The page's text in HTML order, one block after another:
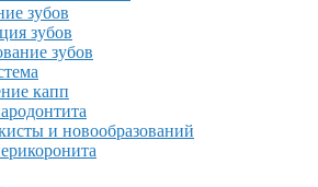
зубов
зубов
зубов
капп
и новообразований